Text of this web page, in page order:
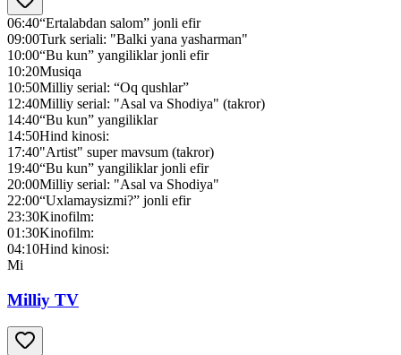
06:40“Ertalabdan salom” jonli efir
09:00Turk seriali: "Balki yana yasharman"
10:00“Bu kun” yangiliklar jonli efir
10:20Musiqa
10:50Milliy serial: “Oq qushlar”
12:40Milliy serial: "Asal va Shodiya" (takror)
14:40“Bu kun” yangiliklar
14:50Hind kinosi:
17:40"Artist" super mavsum (takror)
19:40“Bu kun” yangiliklar jonli efir
20:00Milliy serial: "Asal va Shodiya"
22:00“Uxlamaysizmi?” jonli efir
23:30Kinofilm:
01:30Kinofilm:
04:10Hind kinosi:
Mi
Milliy TV